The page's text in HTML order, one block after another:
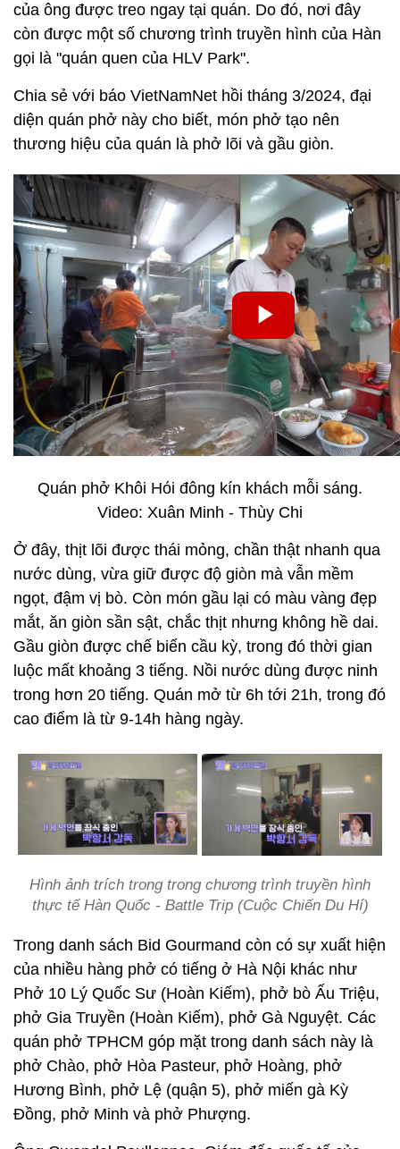
của ông được treo ngay tại quán. Do đó, nơi đây
còn được một số chương trình truyền hình của Hàn
gọi là "quán quen của HLV Park".
Chia sẻ với báo VietNamNet hồi tháng 3/2024, đại
diện quán phở này cho biết, món phở tạo nên
thương hiệu của quán là phở lõi và gầu giòn.
Quán phở Khôi Hói đông kín khách mỗi sáng.
Video: Xuân Minh - Thùy Chi
Ở đây, thịt lõi được thái mỏng, chần thật nhanh qua
nước dùng, vừa giữ được độ giòn mà vẫn mềm
ngọt, đậm vị bò. Còn món gầu lại có màu vàng đẹp
mắt, ăn giòn sần sật, chắc thịt nhưng không hề dai.
Gầu giòn được chế biến cầu kỳ, trong đó thời gian
luộc mất khoảng 3 tiếng. Nồi nước dùng được ninh
trong hơn 20 tiếng. Quán mở từ 6h tới 21h, trong đó
cao điểm là từ 9-14h hàng ngày.
Hình ảnh trích trong trong chương trình truyền hình
thực tế Hàn Quốc - Battle Trip (Cuộc Chiến Du Hí)
Trong danh sách Bid Gourmand còn có sự xuất hiện
của nhiều hàng phở có tiếng ở Hà Nội khác như
Phở 10 Lý Quốc Sư (Hoàn Kiếm), phở bò Ấu Triệu,
phở Gia Truyền (Hoàn Kiếm), phở Gà Nguyệt. Các
quán phở TPHCM góp mặt trong danh sách này là
phở Chào, phở Hòa Pasteur, phở Hoàng, phở
Hương Bình, phở Lệ (quận 5), phở miến gà Kỳ
Đồng, phở Minh và phở Phượng.